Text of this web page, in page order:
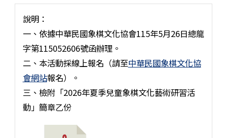
說明：
一、依據中華民國象棋文化協會115年5月26日總龍
字第115052606號函辦理。
二、本活動採線上報名（請至中華民國象棋文化協
會網站報名）。
三、檢附「2026年夏季兒童象棋文化藝術研習活
動」簡章乙份